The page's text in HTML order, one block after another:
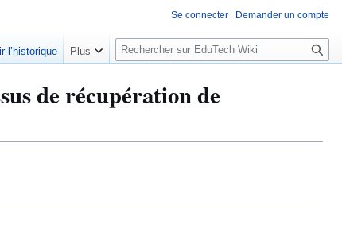
de récupération de
Se connecter Demander un compte
l’historique Plus
R
e
h
r